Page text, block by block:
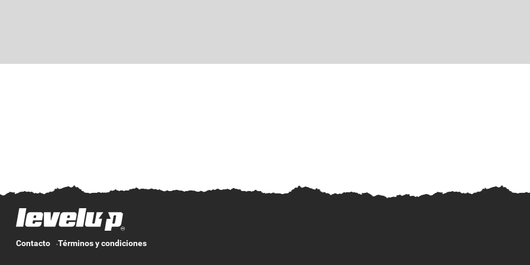
Contacto Términos y condiciones